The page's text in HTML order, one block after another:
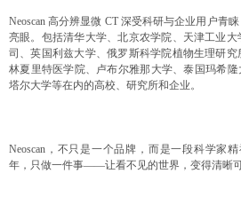
Neoscan 高分辨显微 CT 深受科研与企业用户青
亮眼。包括清华大学、北京农学院、天津工业
司、英国利兹大学、俄罗斯科学院植物生理研
林夏里特医学院、卢布尔雅那大学、泰国玛希隆
塔尔大学等在内的高校、研究所和企业。
Neoscan，不只是一个品牌，而是一段科学家
年，只做一件事——让看不见的世界，变得清晰可